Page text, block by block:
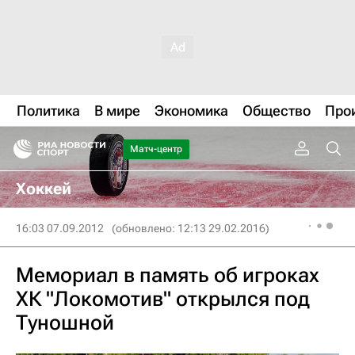
Политика В мире Экономика Общество
Матч-центр
Хоккей
16:03 07.09.2012 (обновлено: 12:13 29.02.2016)
Мемориал в память об игроках
ХК "Локомотив" открылся под
Туношной